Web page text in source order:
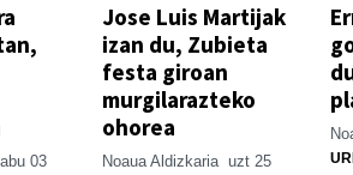
abu 03
Jose Luis Martijak
izan du, Zubieta
festa giroan
murgilarazteko
ohorea
Noaua Aldizkaria uzt 25